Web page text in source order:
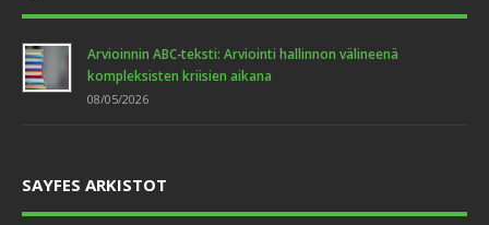
Arvioinnin ABC-teksti: Arviointi hallinnon välineenä
kompleksisten kriisien aikana
08/05/2026
SAYFES ARKISTOT